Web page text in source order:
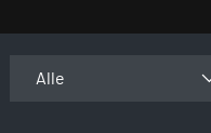
Alle